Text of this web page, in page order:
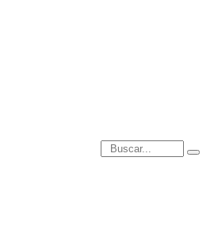
Introduce términos de